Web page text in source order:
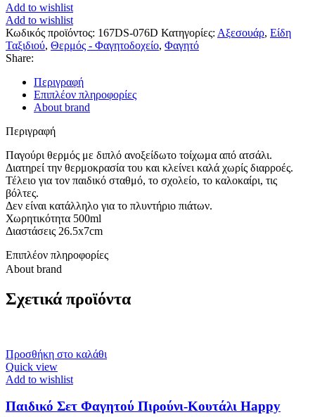
Add to wishlist
Add to wishlist
Κωδικός προϊόντος: 167DS-076D Κατηγορίες: Αξεσουάρ, Είδη
Ταξιδιού, Θερμός - Φαγητοδοχείο, Φαγητό
Share:
Περιγραφή
Επιπλέον πληροφορίες
About brand
Περιγραφή
Παγούρι θερμός με διπλό ανοξείδωτο τοίχωμα από ατσάλι.
Διατηρεί την θερμοκρασία του και κλείνει καλά χωρίς διαρροές.
Τέλειο για τον παιδικό σταθμό, το σχολείο, το καλοκαίρι, τις
βόλτες.
Δεν είναι κατάλληλο για το πλυντήριο πιάτων.
Χωρητικότητα 500ml
Διαστάσεις 26.5x7cm
Επιπλέον πληροφορίες
About brand
Σχετικά προϊόντα
Προσθήκη στο καλάθι
Quick view
Add to wishlist
Παιδικό Σετ Φαγητού Πιρούνι-Κουτάλι Happy